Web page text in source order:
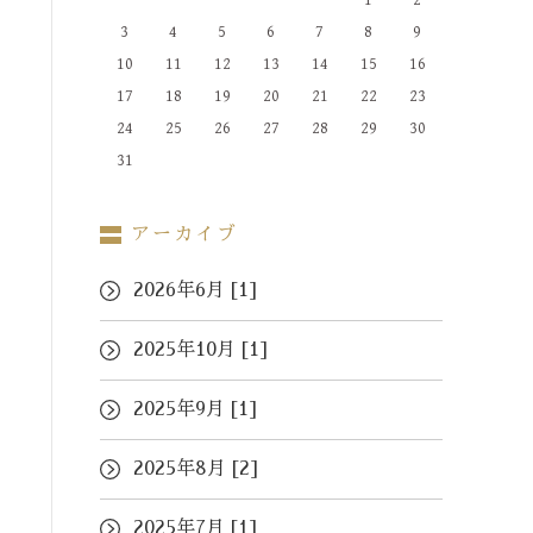
3
4 5 6 7 8
9
10
11 12 13 14 15
16
17
18 19 20 21 22
23
24
25 26 27 28 29
30
31
アーカイブ
2026年6月 [1]
2025年10月 [1]
2025年9月 [1]
2025年8月 [2]
2025年7月 [1]